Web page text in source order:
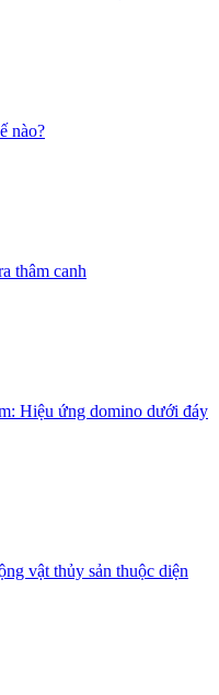
nào?
thâm canh
Hiệu ứng domino dưới đáy
vật thủy sản thuộc diện